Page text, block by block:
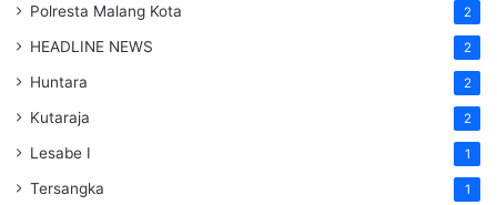
Polresta Malang Kota 2
HEADLINE NEWS 2
Huntara 2
Kutaraja 2
Lesabe I 1
Tersangka 1